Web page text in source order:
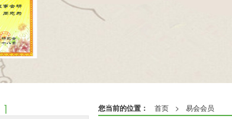
您当前的位置： 首页 > 易会会员